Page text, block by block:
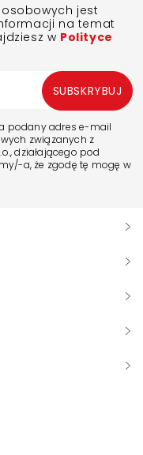
jest
na temat
w Polityce
podany adres e-mail
związanych z
działającego pod
a, że zgodę tę mogę w
SUBSKRYBUJ